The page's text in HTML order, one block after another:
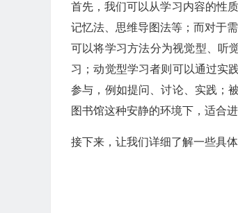
首先，我们可以从学习内容的性
记忆法、思维导图法等；而对于
可以将学习方法分为视觉型、听
习；动觉型学习者则可以通过实
参与，例如提问、讨论、实践；
图书馆这种安静的环境下，适合
接下来，让我们详细了解一些具体